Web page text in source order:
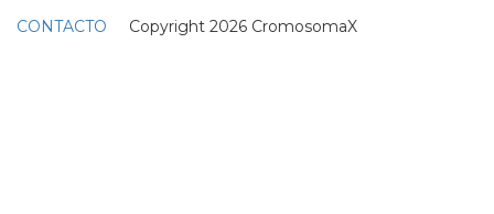
CONTACTO Copyright 2026 CromosomaX